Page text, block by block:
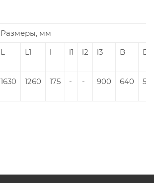
Размеры, мм
L
L1 l l1 l2 l3 B B1
1630 1260 175 - - 900 640 510